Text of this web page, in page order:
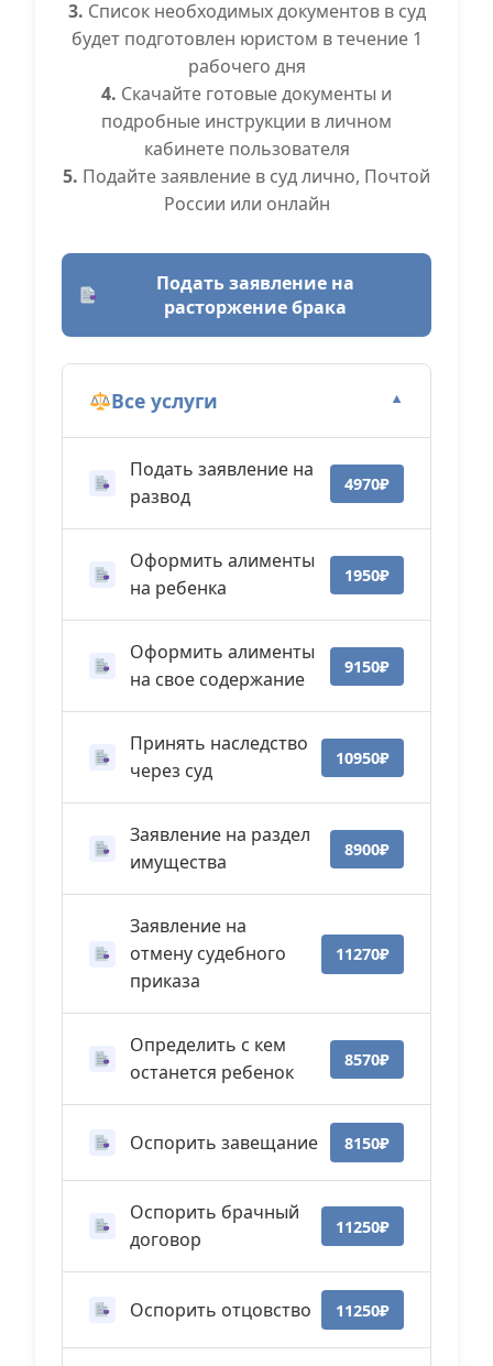
3. Список необходимых документов в суд
будет подготовлен юристом в течение 1
рабочего дня
4. Скачайте готовые документы и
подробные инструкции в личном
кабинете пользователя
5. Подайте заявление в суд лично, Почтой
России или онлайн
Подать заявление на
расторжение брака
Все услуги ▼
Подать заявление на
развод
4970₽
Оформить алименты
на ребенка
1950₽
Оформить алименты
на свое содержание
9150₽
Принять наследство
через суд
10950₽
Заявление на раздел
имущества
8900₽
Заявление на
отмену судебного
приказа
11270₽
Определить с кем
останется ребенок
8570₽
Оспорить завещание 8150₽
Оспорить брачный
договор
11250₽
Оспорить отцовство 11250₽